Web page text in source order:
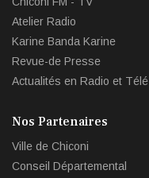
Atelier Radio
Karine Banda Karine
Revue-de Presse
Actualités en Radio et Télé
Nos Partenaires
Ville de Chiconi
Conseil Départemental